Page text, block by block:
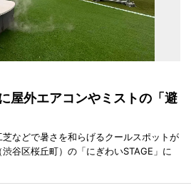
屋外エアコンやミストの「避
などで暑さを和らげるクールスポットが
谷区桜丘町）の「にぎわいSTAGE」に